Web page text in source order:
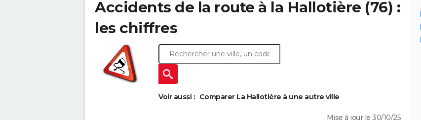
Accidents de la route à la Hallotière (76) :
les chiffres
Voir aussi : Comparer La Hallotière à une autre ville
Mise à jour le 30/10/25